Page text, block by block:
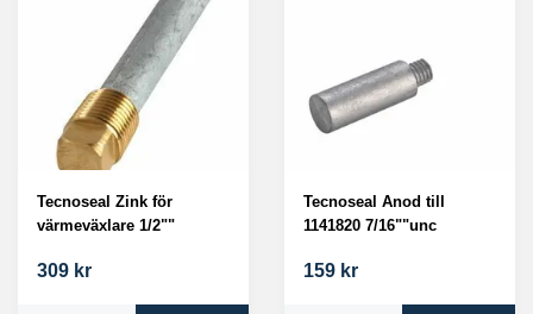
Tecnoseal Zink för
värmeväxlare 1/2""
309 kr
Tecnoseal Anod till
1141820 7/16""unc
159 kr